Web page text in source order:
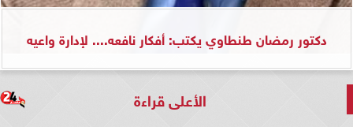
دكتور رمضان طنطاوي يكتب: أفكار نافعه.... لإدارة واعيه
الأعلى قراءة